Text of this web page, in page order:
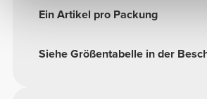
Siehe Größentabelle in der
Ein Artikel pro Packung